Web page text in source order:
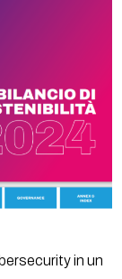
in un